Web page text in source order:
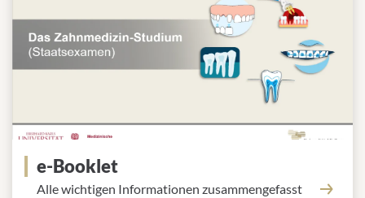
e-Booklet
Alle wichtigen Informationen zusammengefasst